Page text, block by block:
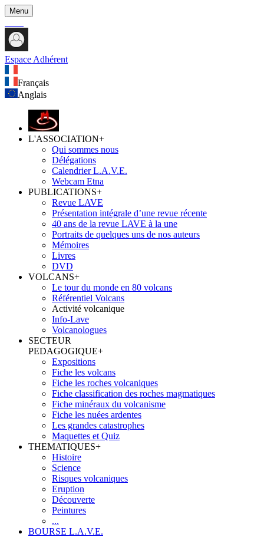
Menu
Espace Adhérent
Français
Anglais
L'ASSOCIATION+
Qui sommes nous
Délégations
Calendrier L.A.V.E.
Webcam Etna
PUBLICATIONS+
Revue LAVE
Présentation intégrale d’une revue récente
40 ans de la revue LAVE à la une
Portraits de quelques uns de nos auteurs
Mémoires
Livres
DVD
VOLCANS+
Le tour du monde en 80 volcans
Référentiel Volcans
Activité volcanique
Info-Lave
Volcanologues
SECTEUR
PEDAGOGIQUE+
Expositions
Fiche les volcans
Fiche les roches volcaniques
Fiche classification des roches magmatiques
Fiche minéraux du volcanisme
Fiche les nuées ardentes
Les grandes catastrophes
Maquettes et Quiz
THEMATIQUES+
Histoire
Science
Risques volcaniques
Eruption
Découverte
Peintures
...
BOURSE L.A.V.E.